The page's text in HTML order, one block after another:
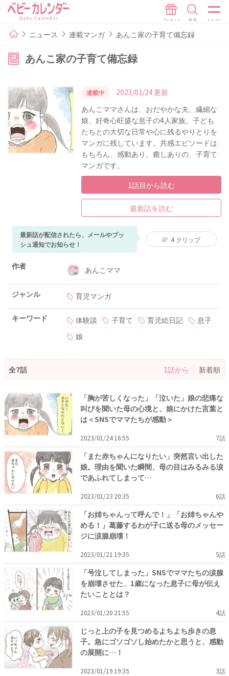
ニュース 連載マンガ あんこ家の子育て備忘録
あんこ家の子育て備忘録
連載中
2023/01/24 更新
あんこママさんは、おだやかな夫、繊細な
娘、好奇心旺盛な息子の4人家族。子ども
たちとの大切な日常や心に残るやりとりを
マンガに残しています。共感エピソードは
もちろん、感動あり、癒しありの、子育て
マンガです。
1話目から読む
最新話を読む
最新話が配信されたら、メールやプッ
シュ通知でお知らせ！
4 クリップ
作者 あんこママ
ジャンル 育児マンガ
キーワード 体験談 子育て 育児絵日記
息子
娘
全7話 1話から 新着順
「胸が苦しくなった」「泣いた」娘の悲痛な
叫びを聞いた母の心境と、娘にかけた言葉と
は＜SNSでママたちが感動＞
2023/01/24 16:55 7話
「また赤ちゃんになりたい」突然言い出した
娘。理由を聞いた瞬間、母の目はみるみる涙
であふれてしまって…
2023/01/23 20:35 6話
「お姉ちゃんって呼んで！」「お姉ちゃんや
める！」葛藤するわが子に送る母のメッセー
ジに涙腺崩壊！
2023/01/21 19:35 5話
「号泣してしまった」SNSでママたちの涙腺
を崩壊させた、1歳になった息子に母が伝え
たいこととは？
2023/01/20 21:55 4話
じっと上の子を見つめるよちよち歩きの息
子。急にゴソゴソし始めたかと思うと、感動
の展開に…！
2023/01/19 19:35 3話